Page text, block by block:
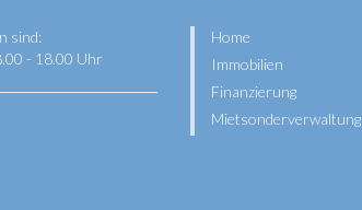
sind:
- 18.00 Uhr
Home
Immobilien
Finanzierung
Mietsonderverwaltung